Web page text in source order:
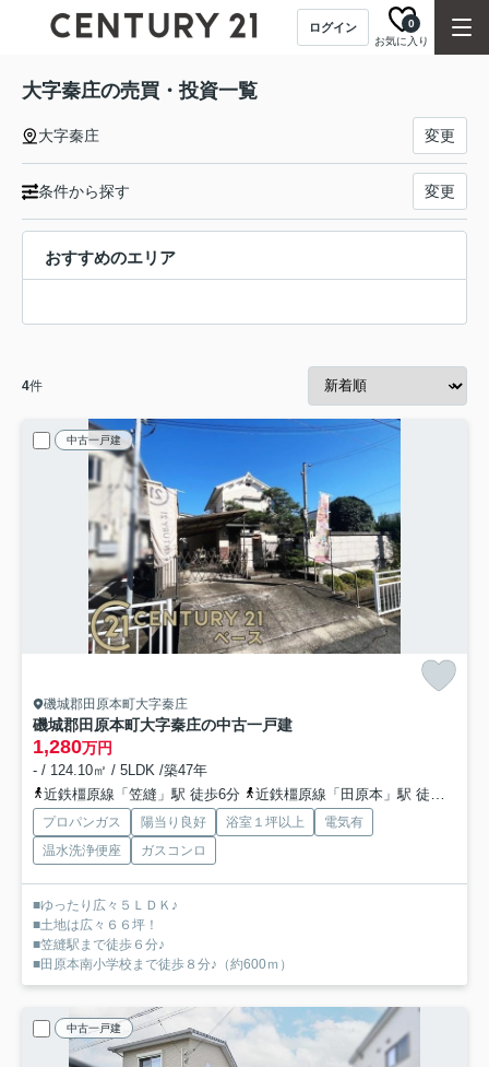
ログイン
お気に入り
0
大字秦庄の売買・投資一覧
大字秦庄 変更
条件から探す 変更
おすすめのエリア
4件
中古一戸建
磯城郡田原本町大字秦庄
磯城郡田原本町大字秦庄の中古一戸建
1,280万円
- / 124.10㎡ / 5LDK /築47年
近鉄橿原線「笠縫」駅 徒歩6分
近鉄橿原線「田原本」駅 徒歩14分
プロパンガス 陽当り良好 浴室１坪以上
電気有
温水洗浄便座
ガスコンロ
■ゆったり広々５ＬＤＫ♪
■土地は広々６６坪！
■笠縫駅まで徒歩６分♪
■田原本南小学校まで徒歩８分♪（約600ｍ）
中古一戸建